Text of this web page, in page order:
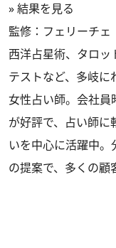
» 結果を見る
監修：フェリーチェ
西洋占星術、タロ
テストなど、多岐に
女性占い師。会社員
が好評で、占い師に
いを中心に活躍中
の提案で、多くの顧